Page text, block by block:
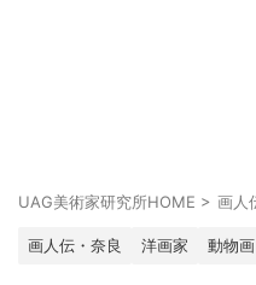
UAG美術家研究所HOME > 画人
画人伝・奈良 洋画家 動物画